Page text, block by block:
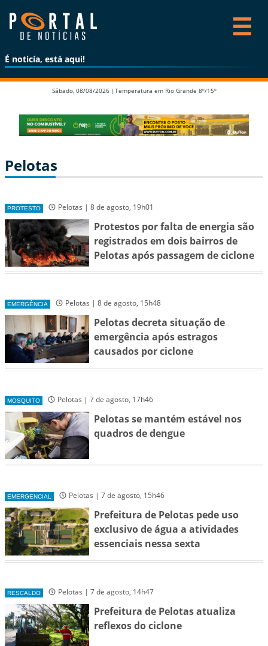
É noticía, está aqui!
Sábado, 08/08/2026 | Temperatura em Rio Grande 8º/15º
Pelotas
PROTESTO Pelotas | 8 de agosto, 19h01
Protestos por falta de energia são
registrados em dois bairros de
Pelotas após passagem de ciclone
EMERGÊNCIA Pelotas | 8 de agosto, 15h48
Pelotas decreta situação de
emergência após estragos
causados por ciclone
MOSQUITO Pelotas | 7 de agosto, 17h46
Pelotas se mantém estável nos
quadros de dengue
EMERGENCIAL Pelotas | 7 de agosto, 15h46
Prefeitura de Pelotas pede uso
exclusivo de água a atividades
essenciais nessa sexta
RESCALDO Pelotas | 7 de agosto, 14h47
Prefeitura de Pelotas atualiza
reflexos do ciclone